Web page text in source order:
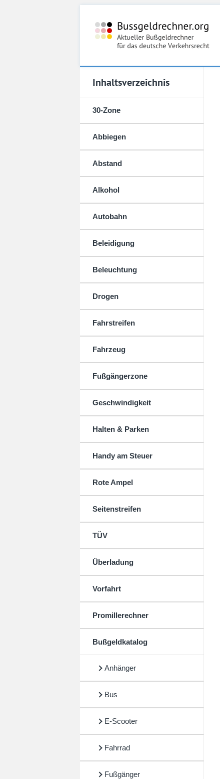
Inhaltsverzeichnis
30-Zone
Abbiegen
Abstand
Alkohol
Autobahn
Beleidigung
Beleuchtung
Drogen
Fahrstreifen
Fahrzeug
Fußgängerzone
Geschwindigkeit
Halten & Parken
Handy am Steuer
Rote Ampel
Seitenstreifen
TÜV
Überladung
Vorfahrt
Promillerechner
Bußgeldkatalog
Anhänger
Bus
E-Scooter
Fahrrad
Fußgänger